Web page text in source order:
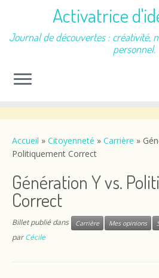
contenu
Activatrice
Journal de découvertes : créativité,
personnel.
Accueil » Citoyenneté » Carrière »
Politiquement Correct
Génération Y vs.
Correct
Billet publié dans Carrière Mes opinions
parCécile